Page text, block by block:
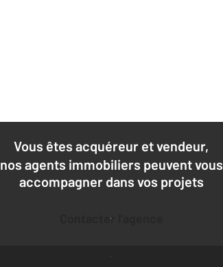
Vous êtes acquéreur et vendeur,
nos agents immobiliers peuvent vous
accompagner dans vos projets
Contacter l'agence
Demander une estimation